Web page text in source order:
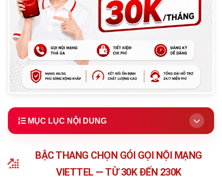
MỤC LỤC NỘI DUNG
(Khuyên dùng)
Gọi Nội Mạng Là Gì? Khác Ngoại Mạng Thế Nào?
BẬC THANG CHỌN GÓI GỌI NỘI MẠNG
VIETTEL — TỪ 30K ĐẾN 230K